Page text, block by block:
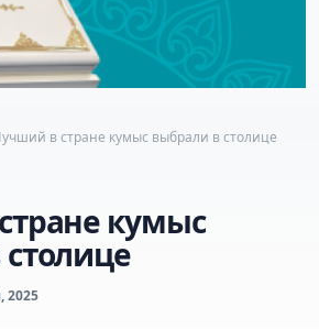
в стране кумыс выбрали в столице
кумыс
2025